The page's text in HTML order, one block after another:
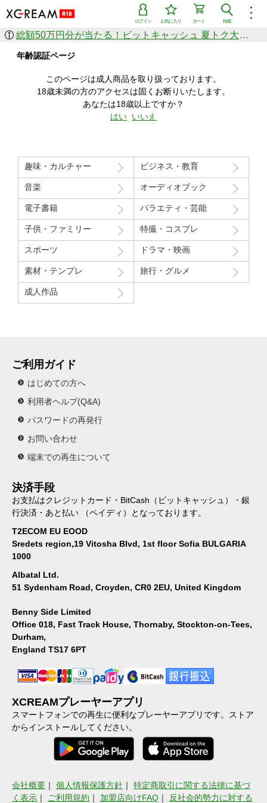
︙
検索
カート
お気に入り
ログイン
作品を探す
ジャンル
シリーズ
人気のセール中商品
新着セール中商品
すべての作品から探す
価格の安い順
価格の高い順
月間ランキング
年間ランキング
総額50万円分が当たる！ビットキャッシュ 夏トク大感謝祭
年齢認証ページ
このページは成人商品を取り扱っております。
18歳未満の方のアクセスは固くお断りいたします。
あなたは18歳以上ですか？
はい いいえ
趣味・カルチャー ビジネス・教育
音楽 オーディオブック
電子書籍 バラエティ・芸能
子供・ファミリー 特撮・コスプレ
スポーツ ドラマ・映画
素材・テンプレ 旅行・グルメ
成人作品
ご利用ガイド
はじめての方へ
利用者ヘルプ(Q&A)
パスワードの再発行
お問い合わせ
端末での再生について
決済手段
お支払はクレジットカード・BitCash（ビットキャッシュ）・銀
行決済・あと払い （ペイディ）となっております。
T2ECOM EU EOOD
Sredets region,19 Vitosha Blvd, 1st floor Sofia BULGARIA
1000
Albatal Ltd.
51 Sydenham Road, Croyden, CR0 2EU, United Kingdom
Benny Side Limited
Office 018, Fast Track House, Thornaby, Stockton-on-Tees,
Durham,
England TS17 6PT
XCREAMプレーヤーアプリ
スマートフォンでの再生に便利なプレーヤーアプリです。ストア
からインストールしてください。
会社概要 ｜ 個人情報保護方針 ｜ 特定商取引に関する法律に基づ
く表示 ｜ ご利用規約 ｜ 加盟店向けFAQ ｜ 反社会的勢力に対する